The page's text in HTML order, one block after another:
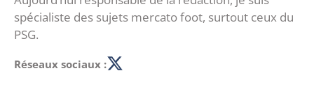
spécialiste des sujets mercato foot, surtout ceux du
PSG.
Réseaux sociaux :